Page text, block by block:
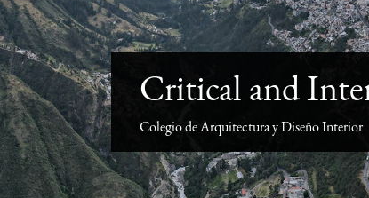
Critical and
Colegio de Arquitectura y Diseño Interior